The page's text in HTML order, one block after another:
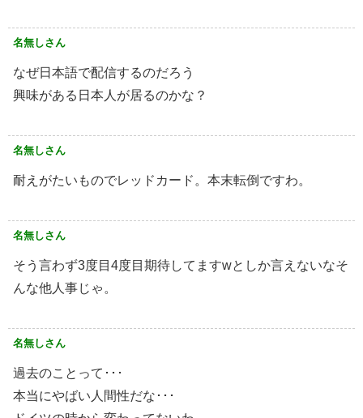
名無しさん
なぜ日本語で配信するのだろう
興味がある日本人が居るのかな？
名無しさん
耐えがたいものでレッドカード。本末転倒ですわ。
名無しさん
そう言わず3度目4度目期待してますwとしか言えないなそ
んな他人事じゃ。
名無しさん
過去のことって･･･
本当にやばい人間性だな･･･